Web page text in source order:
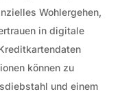
Wohlergehen,
in digitale
können zu
und einem